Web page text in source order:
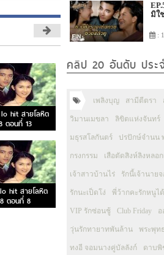
lo hit สายโลหิต
ตอนที่ 13
hit สายโลหิต
ตอนที่ 8
มิใ
:
คลิป 20 อันดับ ประ
เพลิงบุญ สามีตีตรา
วิมานเมขลา ลิขิตแห่งจันทร์
มธุรสโลกันตร์ ปรปักษ์จำนน
กรงกรรม เสือตัดสิงห์ลิงหลอก
เจ้าสาวบ้านไร่ รักนี้เจ้านายจ
รักนะเป็ดโง่ พี่ว้ากคะรักหนูไ
VIP รักซ่อนชู้ Club Friday
วุ่นรักทายาทพันล้าน พระพุท
ทงอี จอมนางคู่บัลลังก์ ดาบพิ